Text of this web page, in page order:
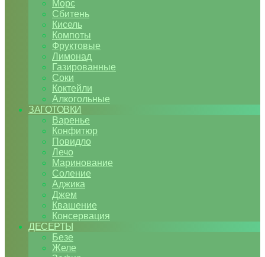
Морс
Сбитень
Кисель
Компоты
Фруктовые
Лимонад
Газированные
Соки
Коктейли
Алкогольные
ЗАГОТОВКИ
Варенье
Конфитюр
Повидло
Лечо
Маринование
Соление
Аджика
Джем
Квашение
Консервация
ДЕСЕРТЫ
Безе
Желе